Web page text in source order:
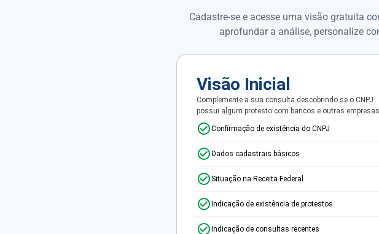
Cadastre-se e acesse uma visão gratuita
aprofundar a análise, personalize
Visão Inicial
Complemente a sua consulta descobrindo se o CNPJ
possui algum protesto com bancos e outras empresas.
Confirmação de existência do CNPJ
Dados cadastrais básicos
Situação na Receita Federal
Indicação de existência de protestos
Indicação de consultas recentes